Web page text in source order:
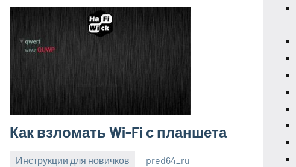
Как взломать Wi-Fi с планшета
Инструкции для новичков pred64_ru